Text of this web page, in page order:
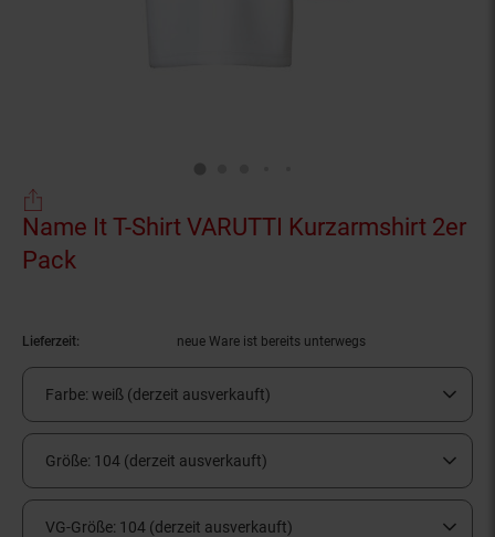
Name It T-Shirt VARUTTI Kurzarmshirt 2er
Pack
Lieferzeit: neue Ware ist bereits unterwegs
Farbe: weiß (derzeit ausverkauft)
Größe: 104 (derzeit ausverkauft)
VG-Größe: 104 (derzeit ausverkauft)